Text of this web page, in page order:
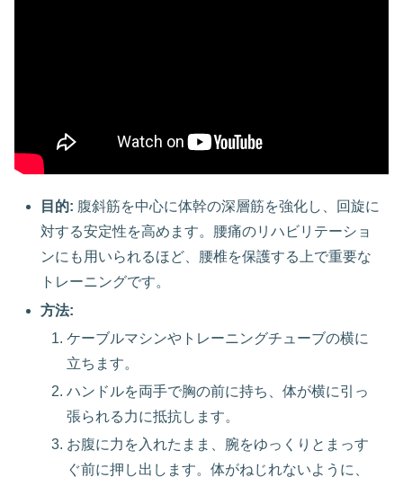
目的: 腹斜筋を中心に体幹の深層筋を強化し、回旋に
対する安定性を高めます。腰痛のリハビリテーショ
ンにも用いられるほど、腰椎を保護する上で重要な
トレーニングです。
方法:
ケーブルマシンやトレーニングチューブの横に
立ちます。
ハンドルを両手で胸の前に持ち、体が横に引っ
張られる力に抵抗します。
お腹に力を入れたまま、腕をゆっくりとまっす
ぐ前に押し出します。体がねじれないように、